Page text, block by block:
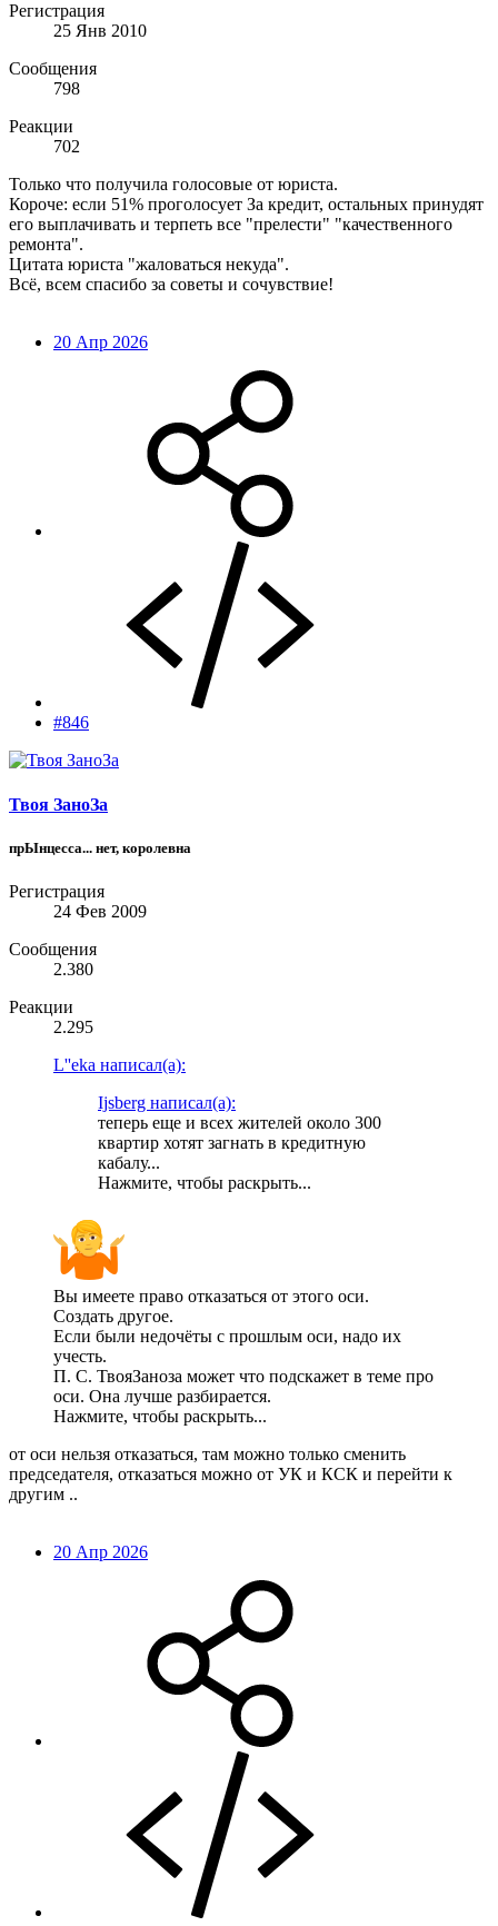
Регистрация
25 Янв 2010
Сообщения
798
Реакции
702
Только что получила голосовые от юриста.
Короче: если 51% проголосует За кредит, остальных принудят
его выплачивать и терпеть все "прелести" "качественного
ремонта".
Цитата юриста "жаловаться некуда".
Всё, всем спасибо за советы и сочувствие!
20 Апр 2026
#846
Твоя ЗаноЗа
прЫнцесса... нет, королевна
Регистрация
24 Фев 2009
Сообщения
2.380
Реакции
2.295
L''eka написал(а):
Ijsberg написал(а):
теперь еще и всех жителей около 300
квартир хотят загнать в кредитную
кабалу...
Нажмите, чтобы раскрыть...
Вы имеете право отказаться от этого оси.
Создать другое.
Если были недочёты с прошлым оси, надо их
учесть.
П. С. ТвояЗаноза может что подскажет в теме про
оси. Она лучше разбирается.
Нажмите, чтобы раскрыть...
от оси нельзя отказаться, там можно только сменить
председателя, отказаться можно от УК и КСК и перейти к
другим ..
20 Апр 2026